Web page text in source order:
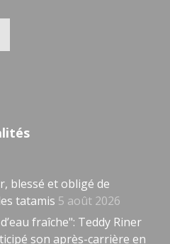
blessé et obligé de
tatamis 5 août 2026
fraîche": Teddy Riner
son après-carrière en